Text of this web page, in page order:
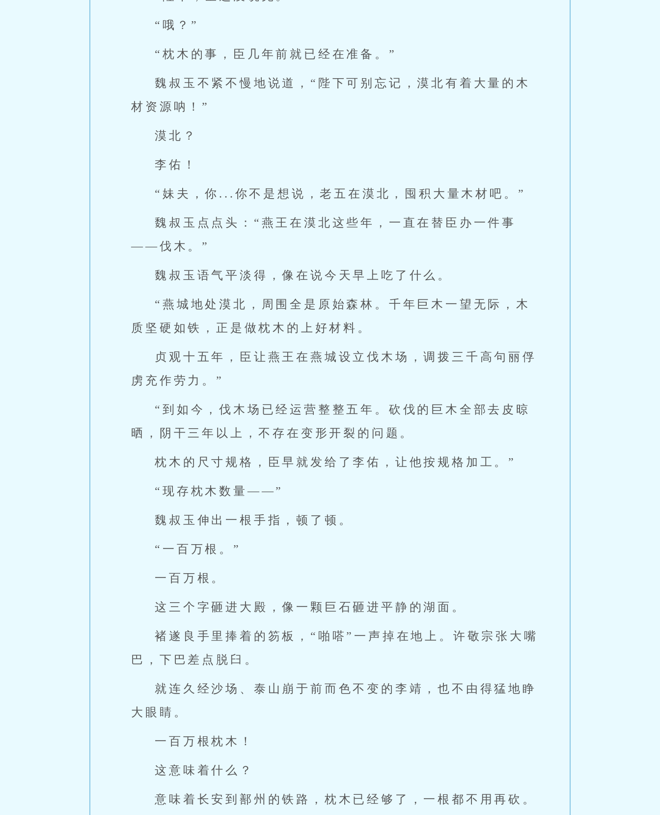
“哦？”
“枕木的事，臣几年前就已经在准备。”
魏叔玉不紧不慢地说道，“陛下可别忘记，漠北有着大量的木
材资源呐！”
漠北？
李佑！
“妹夫，你...你不是想说，老五在漠北，囤积大量木材吧。”
魏叔玉点点头：“燕王在漠北这些年，一直在替臣办一件事
——伐木。”
魏叔玉语气平淡得，像在说今天早上吃了什么。
“燕城地处漠北，周围全是原始森林。千年巨木一望无际，木
质坚硬如铁，正是做枕木的上好材料。
贞观十五年，臣让燕王在燕城设立伐木场，调拨三千高句丽俘
虏充作劳力。”
“到如今，伐木场已经运营整整五年。砍伐的巨木全部去皮晾
晒，阴干三年以上，不存在变形开裂的问题。
枕木的尺寸规格，臣早就发给了李佑，让他按规格加工。”
“现存枕木数量——”
魏叔玉伸出一根手指，顿了顿。
“一百万根。”
一百万根。
这三个字砸进大殿，像一颗巨石砸进平静的湖面。
褚遂良手里捧着的笏板，“啪嗒”一声掉在地上。许敬宗张大嘴
巴，下巴差点脱臼。
就连久经沙场、泰山崩于前而色不变的李靖，也不由得猛地睁
大眼睛。
一百万根枕木！
这意味着什么？
意味着长安到鄯州的铁路，枕木已经够了，一根都不用再砍。